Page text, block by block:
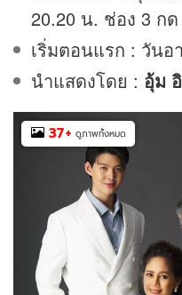
20.20 น. ช่อง 3 กด
เริ่มตอนแรก : วัน
นำแสดงโดย : อุ้ม
37+ ดูภาพทั้งหมด